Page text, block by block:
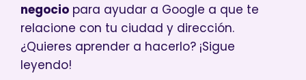
negocio para ayudar a Google a que te
relacione con tu ciudad y dirección.
¿Quieres aprender a hacerlo? ¡Sigue
leyendo!